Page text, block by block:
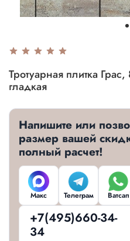
Тротуарная плитка
гладкая
Напишите или
размер вашей
полный расчет!
Макс Телеграм Ватсап
+7(495)660-34-
34